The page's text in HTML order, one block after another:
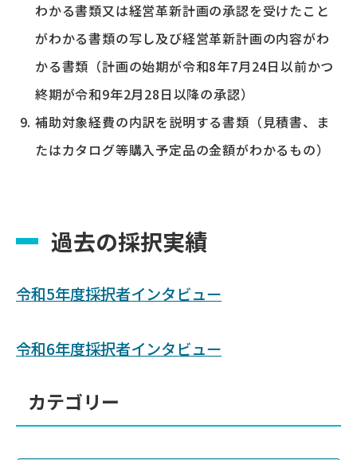
わかる書類又は経営革新計画の承認を受けたこと
がわかる書類の写し及び経営革新計画の内容がわ
かる書類（計画の始期が令和8年7月24日以前かつ
終期が令和9年2月28日以降の承認）
補助対象経費の内訳を説明する書類（見積書、ま
たはカタログ等購入予定品の金額がわかるもの）
過去の採択実績
令和5年度採択者インタビュー
令和6年度採択者インタビュー
カテゴリー